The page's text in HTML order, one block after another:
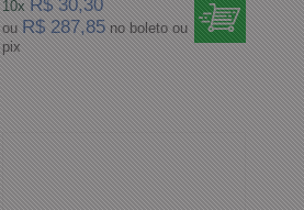
10x R$ 30,30
ou R$ 287,85 no boleto ou
pix